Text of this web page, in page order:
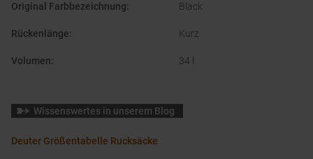
Original Farbbezeichnung: Black
Rückenlänge: Kurz
Volumen: 34 l
Wissenswertes in unserem Blog
Deuter Größentabelle Rucksäcke